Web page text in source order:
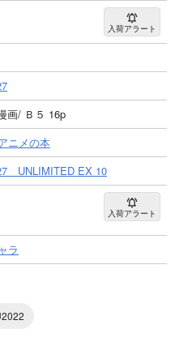
入荷アラート
画/ Ｂ５ 16p
ニメの本
UNLIMITED EX 10
入荷アラート
ラ